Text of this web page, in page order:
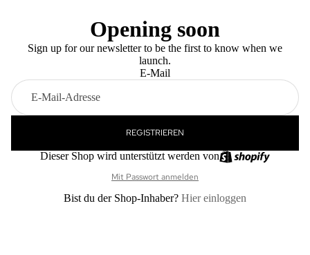
Opening soon
Sign up for our newsletter to be the first to know when we
launch.
E-Mail
REGISTRIEREN
Dieser Shop wird unterstützt werden von
Mit Passwort anmelden
Bist du der Shop-Inhaber? Hier einloggen